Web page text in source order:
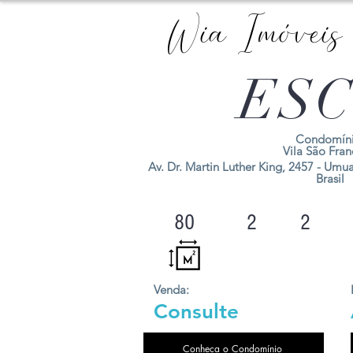
Wia Imóveis
Vila São
80 2 2
Venda:
Av. Dr. Martin Luther King, 2457 -
Brasil
Consulte
Conheça o Condomínio